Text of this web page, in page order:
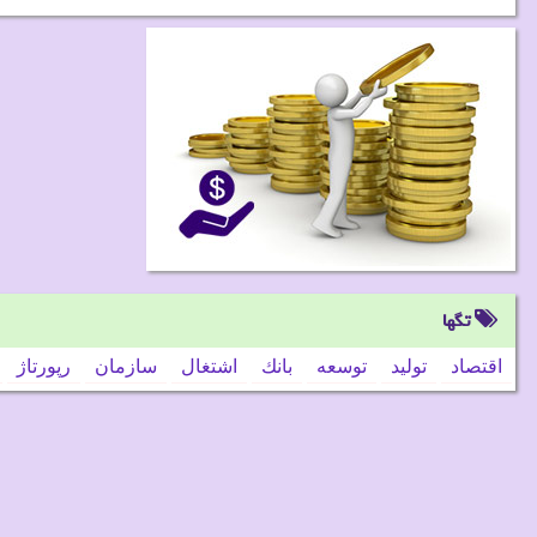
تگها
اقتصاد تولید توسعه بانك اشتغال سازمان رپورتاژ